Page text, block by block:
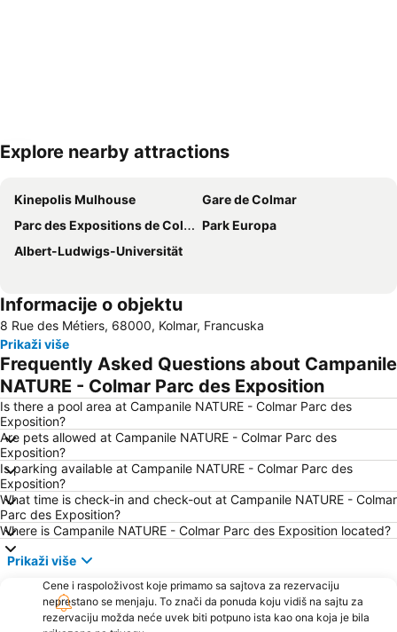
Explore nearby attractions
Kinepolis Mulhouse
Gare de Colmar
Parc des Expositions de Colmar
Park Europa
Albert-Ludwigs-Universität
Informacije o objektu
8 Rue des Métiers, 68000, Kolmar, Francuska
Prikaži više
Frequently Asked Questions about Campanile
NATURE - Colmar Parc des Exposition
Is there a pool area at Campanile NATURE - Colmar Parc des
Exposition?
Are pets allowed at Campanile NATURE - Colmar Parc des
Exposition?
Is parking available at Campanile NATURE - Colmar Parc des
Exposition?
What time is check-in and check-out at Campanile NATURE - Colmar
Parc des Exposition?
Where is Campanile NATURE - Colmar Parc des Exposition located?
Prikaži više
Cene i raspoloživost koje primamo sa sajtova za rezervaciju
neprestano se menjaju. To znači da ponuda koju vidiš na sajtu za
rezervaciju možda neće uvek biti potpuno ista kao ona koja je bila